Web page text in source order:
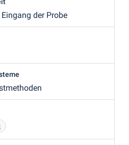
der Probe